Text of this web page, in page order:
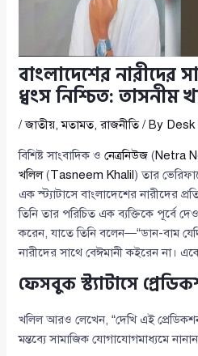
বাংলাদেশের নারীদের
ধ্বংস নিশ্চিত: তাসনীম
/জাতীয়,মতামত,রাজনীতি/ By
বিশিষ্ট সাংবাদিক ওনেত্রনিউজ (Netra
খলিল(Tasneem Khalil ) তার
এক স্ট্যাটাসে বাংলাদেশের নারীদের
তিনি তার পরিচিত এক ব্যক্তিকে পূর্বে
করেন, যাতে তিনি বলেন—“ডান-বাম
নারীদের সাথে বেঈমানী কইরেন না।
ফেসবুক স্ট্যাটাসে
খলিল আরও লেখেন, “দেখি এই
মন্তব্যে সামাজিক যোগাযোগমাধ্যমে নানান